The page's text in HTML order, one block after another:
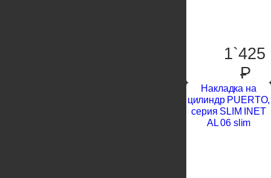
1`425
P
Накладка на
цилиндр PUERTO,
серия SLIM INET
AL 06 slim